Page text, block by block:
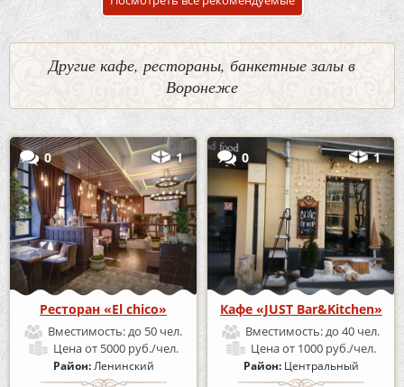
Другие кафе, рестораны, банкетные залы в
Воронеже
0 1
Ресторан «El chico»
Вместимость:до 50 чел.
Ценаот 5000 руб./чел.
Район:Ленинский
0 1
Кафе «JUST Bar&Kitchen»
Вместимость:до 40 чел.
Ценаот 1000 руб./чел.
Район: Центральный